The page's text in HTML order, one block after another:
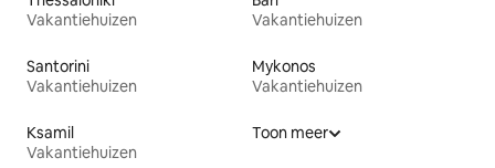
Vakantiehuizen
Vakantiehuizen
Santorini
Vakantiehuizen
Mykonos
Vakantiehuizen
Ksamil
Vakantiehuizen
Toon meer